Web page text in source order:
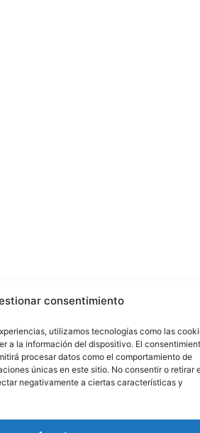
consentimiento
utilizamos tecnologías como las
a la información del dispositivo. El
procesar datos como el comportamiento de
únicas en este sitio. No consentir o retirar
negativamente a ciertas características y